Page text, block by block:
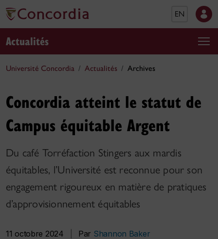
EN
Actualités
Université Concordia Actualités Archives
Concordia atteint le statut de
Campus équitable Argent
Du café Torréfaction Stingers aux mardis
équitables, l’Université est reconnue pour son
engagement rigoureux en matière de pratiques
d’approvisionnement équitables
11 octobre 2024 Par Shannon Baker